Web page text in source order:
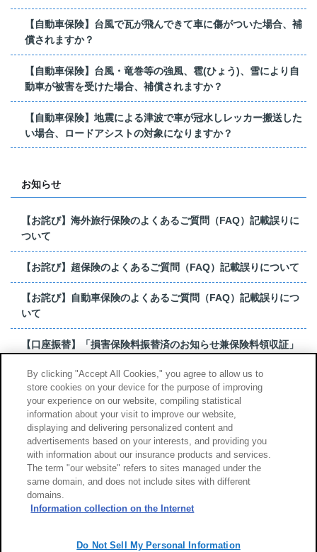
【自動車保険】台風で瓦が飛んできて車に傷がついた場合、補
償されますか？
【自動車保険】台風・竜巻等の強風、雹(ひょう)、雪により自
動車が被害を受けた場合、補償されますか？
【自動車保険】地震による津波で車が冠水しレッカー搬送した
い場合、ロードアシストの対象になりますか？
お知らせ
【お詫び】海外旅行保険のよくあるご質問（FAQ）記載誤りに
ついて
【お詫び】超保険のよくあるご質問（FAQ）記載誤りについて
【お詫び】自動車保険のよくあるご質問（FAQ）記載誤りにつ
いて
【口座振替】「損害保険料振替済のお知らせ兼保険料領収証」
【お詫び】超保険のよくあるご質問（FAQ）記載誤りについて
もっと見る
サイトのご利用について
勧誘方針
By clicking "Accept All Cookies," you agree to allow us to
store cookies on your device for the purpose of improving
your experience on our website, compiling statistical
information about your visit to improve our website,
displaying and delivering personalized content and
advertisements based on your interests, and providing you
with information about our insurance products and services.
The term "our website" refers to sites managed under the
same domain, and does not include sites with different
domains.
Information collection on the Internet
Do Not Sell My Personal Information